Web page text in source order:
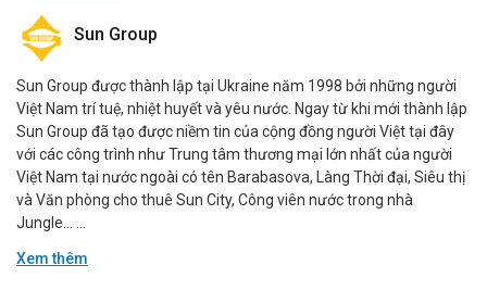
Sun Group
Sun Group được thành lập tại Ukraine năm 1998 bởi những người
Việt Nam trí tuệ, nhiệt huyết và yêu nước. Ngay từ khi mới thành lập
Sun Group đã tạo được niềm tin của cộng đồng người Việt tại đây
với các công trình như Trung tâm thương mại lớn nhất của người
Việt Nam tại nước ngoài có tên Barabasova, Làng Thời đại, Siêu thị
và Văn phòng cho thuê Sun City, Công viên nước trong nhà
Jungle… ...
Xem thêm